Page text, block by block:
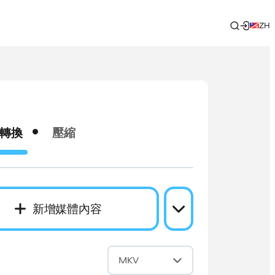
ZH
轉換 壓縮
新增媒體內容
MKV